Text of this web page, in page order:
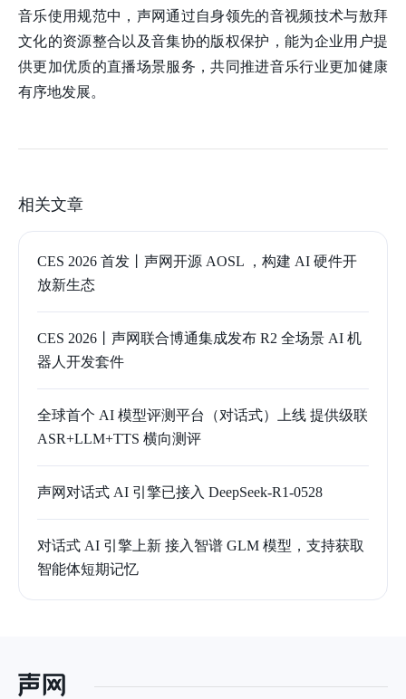
音乐使用规范中，声网通过自身领先的音视频技术与敖拜
文化的资源整合以及音集协的版权保护，能为企业用户提
供更加优质的直播场景服务，共同推进音乐行业更加健康
有序地发展。
相关文章
CES 2026 首发丨声网开源 AOSL ，构建 AI 硬件开
放新生态
CES 2026丨声网联合博通集成发布 R2 全场景 AI 机
器人开发套件
全球首个 AI 模型评测平台（对话式）上线 提供级联
ASR+LLM+TTS 横向测评
声网对话式 AI 引擎已接入 DeepSeek-R1-0528
对话式 AI 引擎上新 接入智谱 GLM 模型，支持获取
智能体短期记忆